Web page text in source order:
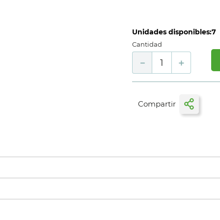
Unidades disponibles:7
Cantidad
＋
－